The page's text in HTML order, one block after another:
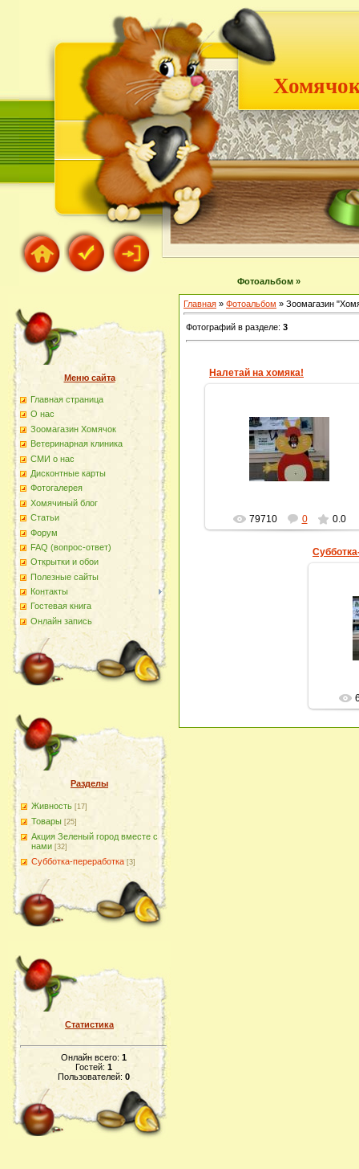
Фотоальбом »
Меню сайта
Главная страница
О наc
Зоомагазин Хомячок
Ветеринарная клиника
СМИ о нас
Дисконтные карты
Фотогалерея
Хомячиный блог
Статьи
Форум
FAQ (вопрос-ответ)
Открытки и обои
Полезные сайты
Контакты
Гостевая книга
Онлайн запись
Разделы
Живность [17]
Товары [25]
Акция Зеленый город вместе с
нами [32]
Субботка-переработка [3]
Статистика
Онлайн всего: 1
Гостей: 1
Пользователей: 0
Главная » Фотоальбом » Зоомагазин
Фотографий в разделе: 3
Налетай на хомяка!
02.10.2013
Весёлая фотография "в
- каждую последнюю субботу
месяца.
homyachok-iko
79710 0 0.0